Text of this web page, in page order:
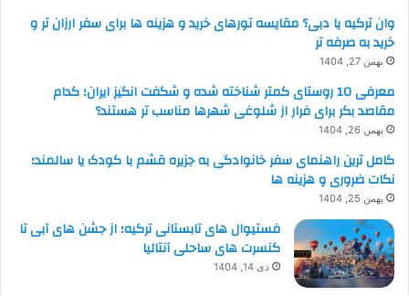
وان ترکیه یا دبی؟ مقایسه تورهای خرید و هزینه ها برای سفر ارزان تر و
خرید به صرفه تر
بهمن 27, 1404
معرفی 10 روستای کمتر شناخته شده و شگفت انگیز ایران؛ کدام
مقاصد بکر برای فرار از شلوغی شهرها مناسب تر هستند؟
بهمن 26, 1404
کامل ترین راهنمای سفر خانوادگی به جزیره قشم با کودک یا سالمند؛
نکات ضروری و هزینه ها
بهمن 25, 1404
فستیوال های تابستانی ترکیه؛ از جشن های آبی تا
کنسرت های ساحلی آنتالیا
دی 14, 1404